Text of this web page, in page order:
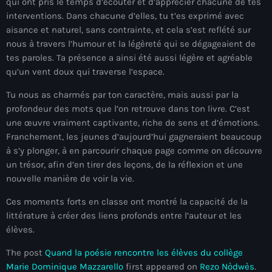
avril 2025
mars 2025
février 2025
janvier 2025
décembre 2024
novembre 2024
septembre 2024
juillet 2024
interventions. Dans chacune d’elles, tu t’es exprimé avec
aisance et naturel, sans contrainte, et cela s’est reflété sur
nous à travers l’humour et la légèreté qui se dégageaient de
tes paroles. Ta présence a ainsi été aussi légère et agréable
qu’un vent doux qui traverse l’espace.
Tu nous as charmés par ton caractère, mais aussi par la
profondeur des mots que l’on retrouve dans ton livre. C’est
une œuvre vraiment captivante, riche de sens et d’émotions.
Franchement, les jeunes d’aujourd’hui gagneraient beaucoup
à s’y plonger, à en parcourir chaque page comme on découvre
un trésor, afin d’en tirer des leçons, de la réflexion et une
nouvelle manière de voir la vie.
Ces moments forts en classe ont montré la capacité de la
littérature à créer des liens profonds entre l’auteur et les
élèves.
The post Quand la poésie rencontre les élèves du collège
Marie Dominique Mazzarello first appeared on Rezo Nòdwès.